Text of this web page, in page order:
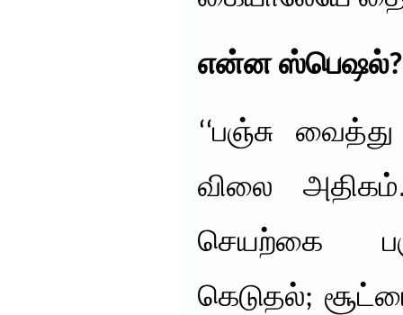
என்ன ஸ்பெஷல்?
‘‘பஞ்சு
விலை
செயற்கை
கெடுதல்;